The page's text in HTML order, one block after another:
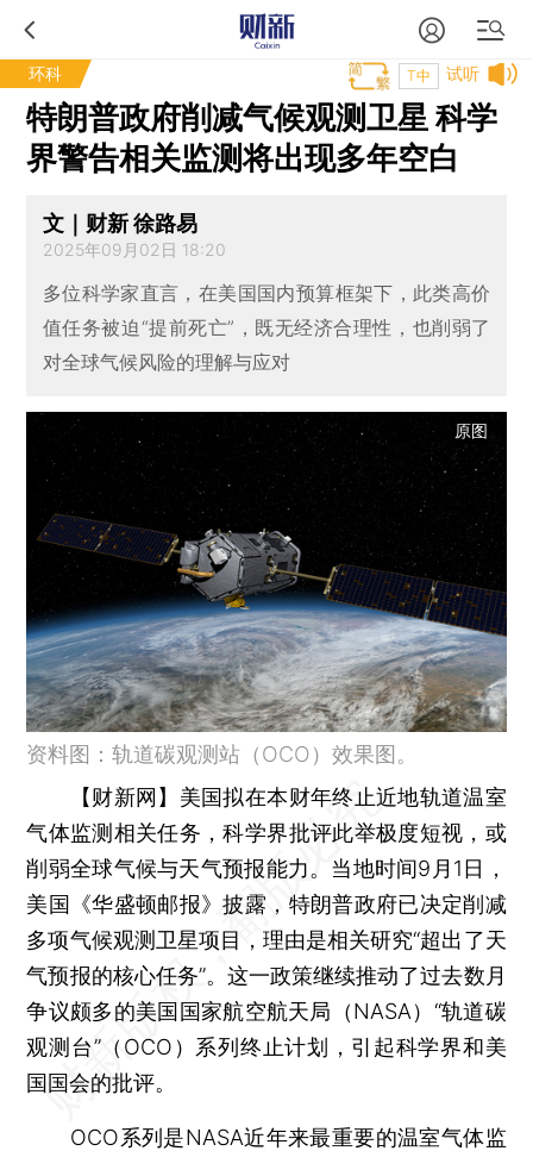
环科 试听
T中
特朗普政府削减气候观测卫星 科学
界警告相关监测将出现多年空白
文｜财新 徐路易
2025年09月02日 18:20
多位科学家直言，在美国国内预算框架下，此类高价
值任务被迫“提前死亡”，既无经济合理性，也削弱了
对全球气候风险的理解与应对
原图
资料图：轨道碳观测站（OCO）效果图。
【财新网】 美国拟在本财年终止近地轨道温室
气体监测相关任务，科学界批评此举极度短视，或
削弱全球气候与天气预报能力。当地时间9月1日，
美国《华盛顿邮报》披露，特朗普政府已决定削减
多项气候观测卫星项目，理由是相关研究“超出了天
气预报的核心任务”。这一政策继续推动了过去数月
争议颇多的美国国家航空航天局（NASA）“轨道碳
观测台”（OCO）系列终止计划，引起科学界和美
国国会的批评。
OCO系列是NASA近年来最重要的温室气体监